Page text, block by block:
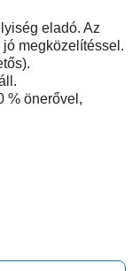
eladó. Az
megközelítéssel.
% önerővel,